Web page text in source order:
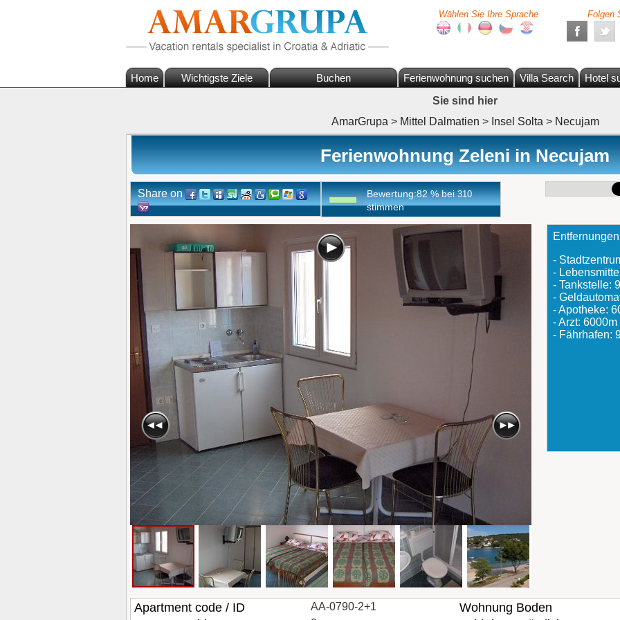
Wählen Sie Ihre Sprache Folgen
Home Wichtigste Ziele Buchen Ferienwohnung suchen Villa Search Hotel
Sie sind hier
AmarGrupa > Mittel Dalmatien > Insel Solta > Necujam
Ferienwohnung Zeleni in Necujam
Share on Bewertung:82%bei310
stimmen
-
-
- Tankstelle:
-
- Apotheke:
- Arzt: 6000m
- Fährhafen:
Apartment code / ID AA-0790-2+1 Wohnung Boden